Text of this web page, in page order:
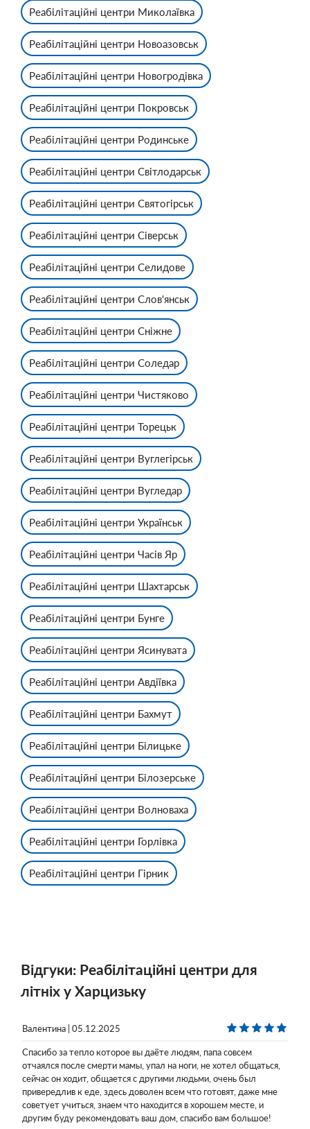
Реабілітаційні центри Миколаївка
Реабілітаційні центри Новоазовськ
Реабілітаційні центри Новогродівка
Реабілітаційні центри Покровськ
Реабілітаційні центри Родинське
Реабілітаційні центри Світлодарськ
Реабілітаційні центри Святогірськ
Реабілітаційні центри Сіверськ
Реабілітаційні центри Селидове
Реабілітаційні центри Слов'янськ
Реабілітаційні центри Сніжне
Реабілітаційні центри Соледар
Реабілітаційні центри Чистяково
Реабілітаційні центри Торецьк
Реабілітаційні центри Вуглегірськ
Реабілітаційні центри Вугледар
Реабілітаційні центри Українськ
Реабілітаційні центри Часів Яр
Реабілітаційні центри Шахтарськ
Реабілітаційні центри Бунге
Реабілітаційні центри Ясинувата
Реабілітаційні центри Авдіївка
Реабілітаційні центри Бахмут
Реабілітаційні центри Білицьке
Реабілітаційні центри Білозерське
Реабілітаційні центри Волноваха
Реабілітаційні центри Горлівка
Реабілітаційні центри Гірник
Відгуки: Реабілітаційні центри для
літніх у Харцизьку
Валентина | 05.12.2025
Спасибо за тепло которое вы даёте людям, папа совсем
отчаялся после смерти мамы, упал на ноги, не хотел общаться,
сейчас он ходит, общается с другими людьми, очень был
привередлив к еде, здесь доволен всем что готовят, даже мне
советует учиться, знаем что находится в хорошем месте, и
другим буду рекомендовать ваш дом, спасибо вам большое!